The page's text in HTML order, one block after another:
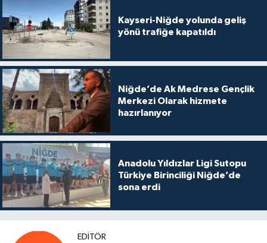
Kayseri-Niğde yolunda geliş
yönü trafiğe kapatıldı
Niğde’de Ak Medrese Gençlik
Merkezi Olarak hizmete
hazırlanıyor
Anadolu Yıldızlar Ligi Sutopu
Türkiye Birinciliği Niğde’de
sona erdi
EDITÖR